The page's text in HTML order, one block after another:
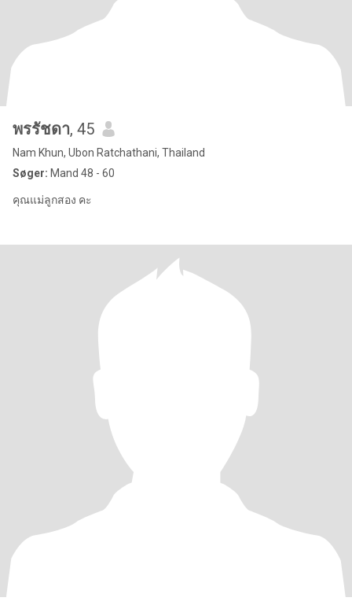
พรรัชดา, 45
Nam Khun, Ubon Ratchathani, Thailand
Søger: Mand 48 - 60
คุณแม่ลูกสอง คะ